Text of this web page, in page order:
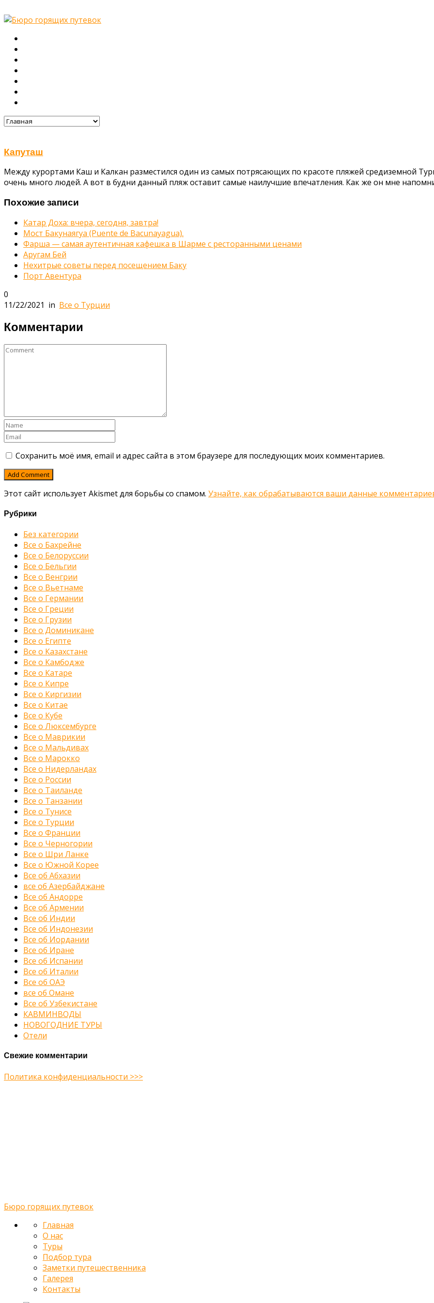
Капуташ
Между курортами Каш и Калкан разместился один из самых потрясающих по красоте пляжей средиземной
очень много людей. А вот в будни данный пляж оставит самые наилучшие впечатления. Как же он мне
Похожие записи
Катар Доха: вчера, сегодня, завтра!
Мост Бакунаягуа (Puente de Bacunayagua).
Фарша — самая аутентичная кафешка в Шарме с ресторанными ценами
Аругам Бей
Нехитрые советы перед посещением Баку
Порт Авентура
0
11/22/2021 in Все о Турции
Комментарии
Сохранить моё имя, email и адрес сайта в этом браузере для последующих моих комментариев.
Этот сайт использует Akismet для борьбы со спамом. Узнайте, как обрабатываются ваши данные
Рубрики
Без категории
Все о Бахрейне
Все о Белоруссии
Все о Бельгии
Все о Венгрии
Все о Вьетнаме
Все о Германии
Все о Греции
Все о Грузии
Все о Доминикане
Все о Египте
Все о Казахстане
Все о Камбодже
Все о Катаре
Все о Кипре
Все о Киргизии
Все о Китае
Все о Кубе
Все о Люксембурге
Все о Маврикии
Все о Мальдивах
Все о Марокко
Все о Нидерландах
Все о России
Все о Таиланде
Все о Танзании
Все о Тунисе
Все о Турции
Все о Франции
Все о Черногории
Все о Шри Ланке
Все о Южной Корее
Все об Абхазии
все об Азербайджане
Все об Андорре
Все об Армении
Все об Индии
Все об Индонезии
Все об Иордании
Все об Иране
Все об Испании
Все об Италии
Все об ОАЭ
все об Омане
Все об Узбекистане
КАВМИНВОДЫ
НОВОГОДНИЕ ТУРЫ
Отели
Свежие комментарии
Политика конфиденциальности >>>
Бюро горящих путевок
Главная
О нас
Туры
Подбор тура
Заметки путешественника
Галерея
Контакты